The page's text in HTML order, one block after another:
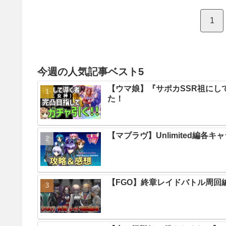
1
今週の人気記事ベスト5
【ウマ娘】『サポカSSR祖に
た！
【マブラヴ】Unlimited編各キ
【FGO】終章レイドバトル周